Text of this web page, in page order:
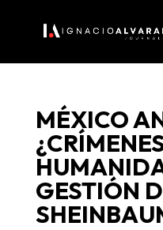
MÉXICO
GESTIÓN